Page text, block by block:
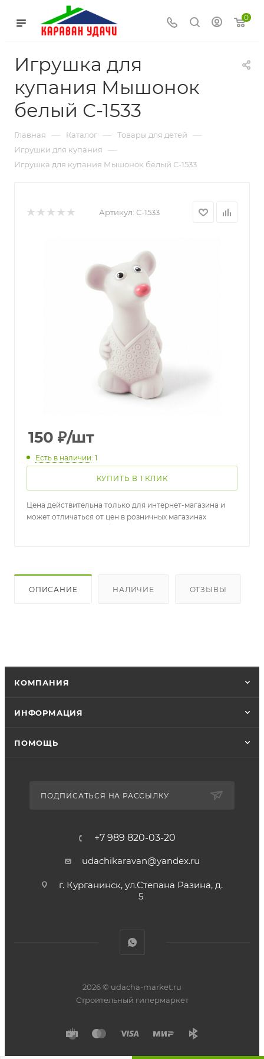
0
Игрушка для
купания Мышонок
белый С-1533
Главная — Каталог — Товары для детей —
Игрушки для купания —
Игрушка для купания Мышонок белый С-1533
Артикул: С-1533
150 ₽/шт
Есть в наличии: 1
КУПИТЬ В 1 КЛИК
Цена действительна только для интернет-магазина и
может отличаться от цен в розничных магазинах
ОПИСАНИЕ НАЛИЧИЕ ОТЗЫВЫ
КОМПАНИЯ
ИНФОРМАЦИЯ
ПОМОЩЬ
ПОДПИСАТЬСЯ НА РАССЫЛКУ
+7 989 820-03-20
udachikaravan@yandex.ru
г. Курганинск, ул.Степана Разина, д.
5
2026 © udacha-market.ru
Строительный гипермаркет